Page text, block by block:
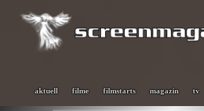
aktuell filme filmstarts magazin tv